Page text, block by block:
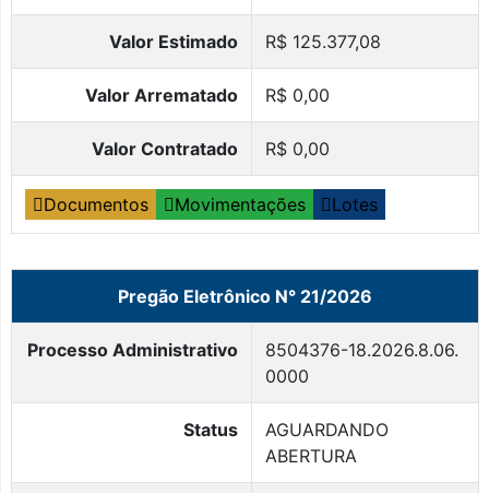
Valor Estimado R$ 125.377,08
Valor Arrematado R$ 0,00
Valor Contratado R$ 0,00
Documentos Movimentações Lotes
Pregão Eletrônico N° 21/2026
Processo Administrativo
8504376-18.2026.8.06.
0000
Status
AGUARDANDO
ABERTURA